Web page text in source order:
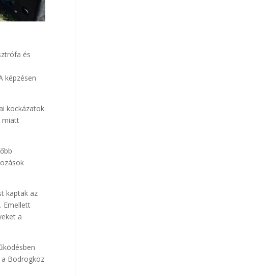
és
képzésen
kockázatok
miatt
kaptak az
Emellett
a
Bodrogköz